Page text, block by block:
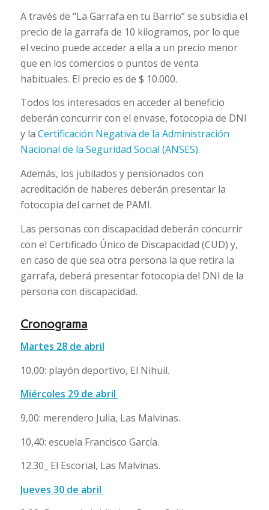
A través de “La Garrafa en tu Barrio” se subsidia el
precio de la garrafa de 10 kilogramos, por lo que
el vecino puede acceder a ella a un precio menor
que en los comercios o puntos de venta
habituales. El precio es de $ 10.000.
Todos los interesados en acceder al beneficio
deberán concurrir con el envase, fotocopia de DNI
y la Certificación Negativa de la Administración
Nacional de la Seguridad Social (ANSES).
Además, los jubilados y pensionados con
acreditación de haberes deberán presentar la
fotocopia del carnet de PAMI.
Las personas con discapacidad deberán concurrir
con el Certificado Único de Discapacidad (CUD) y,
en caso de que sea otra persona la que retira la
garrafa, deberá presentar fotocopia del DNI de la
persona con discapacidad.
Cronograma
Martes 28 de abril
10,00: playón deportivo, El Nihuil.
Miércoles 29 de abril
9,00: merendero Julia, Las Malvinas.
10,40: escuela Francisco García.
12.30_ El Escorial, Las Malvinas.
Jueves 30 de abril